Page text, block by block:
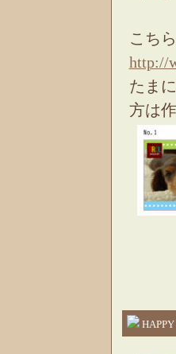
こち
http://
たま
方は
HAPPY